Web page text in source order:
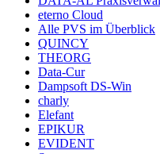
eterno Cloud
Alle PVS im Überblick
QUINCY
THEORG
Data-Cur
Dampsoft DS-Win
charly
Elefant
EPIKUR
EVIDENT